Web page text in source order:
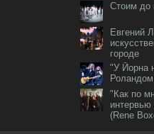
Стоим до
Евгений
городе
"У Йорна
"Как по
(Rene